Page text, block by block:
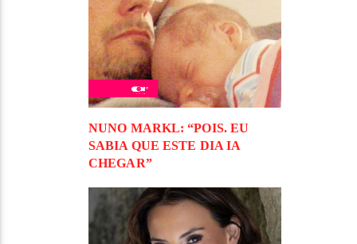
NUNO MARKL: “POIS. EU
SABIA QUE ESTE DIA IA
CHEGAR”